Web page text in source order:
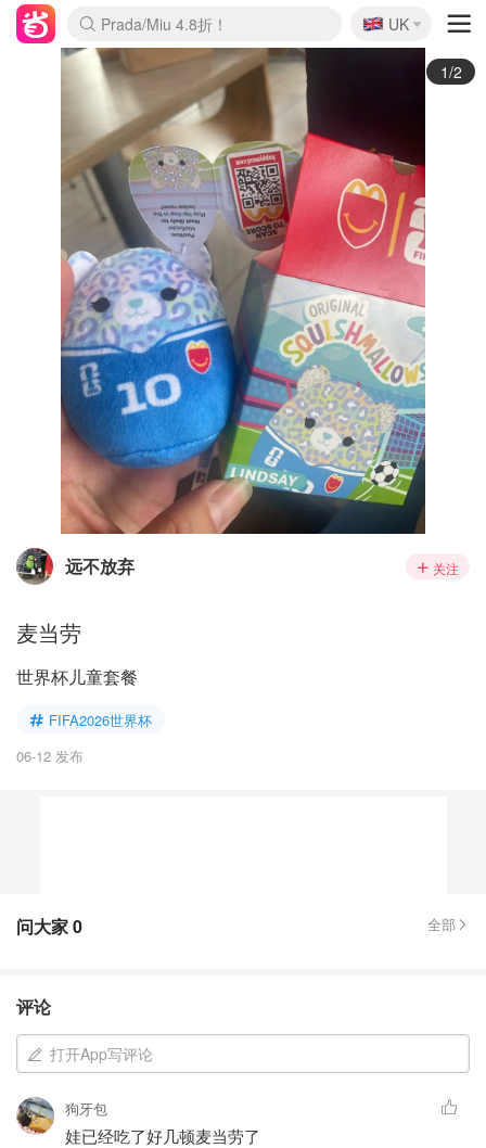
麦卢卡蜂蜜夏促！个位数！
Prada/Miu 4.8折！
啥？必胜客披萨5折！
🇬🇧
UK
1/2
远不放弃 关注
麦当劳
世界杯儿童套餐
FIFA2026世界杯
06-12 发布
问大家0 全部
评论
打开App写评论
狗牙包
娃已经吃了好几顿麦当劳了